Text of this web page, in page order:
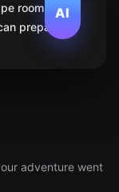
AI
room. We
prepare
adventure went